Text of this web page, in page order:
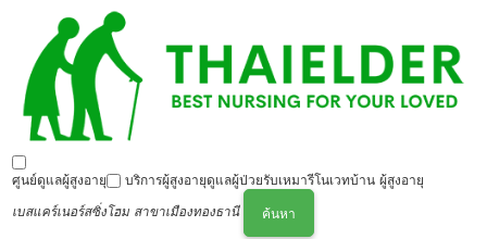
ศูนย์ดูแลผู้สูงอายุ บริการผู้สูงอายุดูแลผู้ป่วยรับเหมารีโนเวทบ้าน ผู้สูงอายุ
เบสแคร์เนอร์สซิ่งโฮม สาขาเมืองทองธานี
ค้นหา